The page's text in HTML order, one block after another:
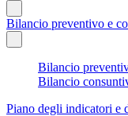
Bilancio preventivo e
Bilancio
Bilancio
Piano degli indicatori e